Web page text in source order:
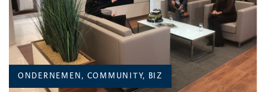
ONDERNEMEN, COMMUNITY, BIZ